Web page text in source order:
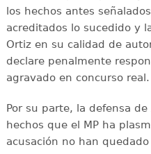
los hechos antes
acreditados lo sucedido y
Ortiz en su calidad de
declare penalmente
agravado en concurso real.
Por su parte, la defensa
hechos que el MP ha
acusación no han